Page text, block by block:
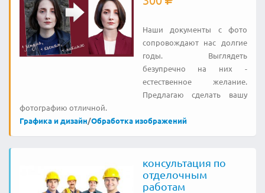
Наши документы с фото
сопровождают нас долгие
годы. Выглядеть
безупречно на них -
естественное желание.
Предлагаю сделать вашу
фотографию отличной.
Графика и дизайн/Обработка изображений
консультация по
отделочным
работам